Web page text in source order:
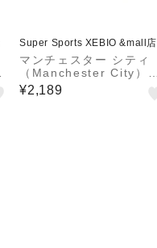
Super Sports XEBIO &mall店
マンチェスター シティ
（Manchester City）キ
ャンバス トートバッグ
MCI-TTB01 IVORY
¥2,189